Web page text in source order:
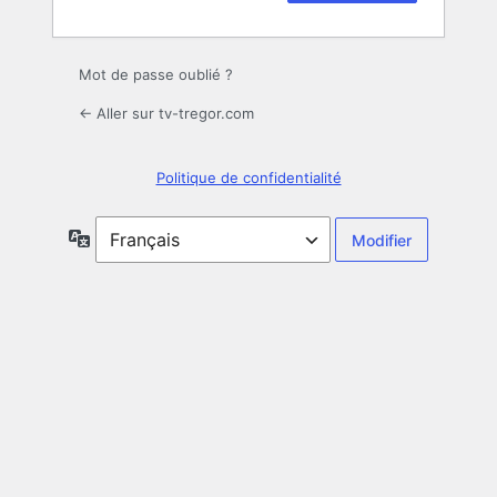
Mot de passe oublié ?
← Aller sur tv-tregor.com
Politique de confidentialité
Langue